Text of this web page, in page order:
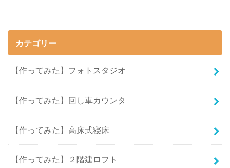
カテゴリー
【作ってみた】フォトスタジオ
【作ってみた】回し車カウンタ
【作ってみた】高床式寝床
【作ってみた】２階建ロフト